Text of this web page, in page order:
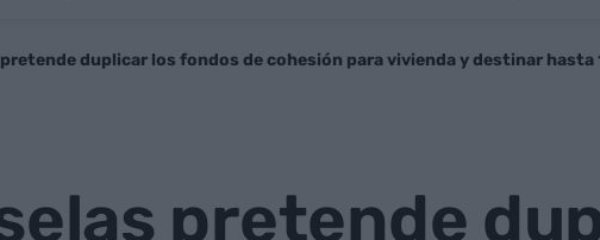
duplicar los fondos de cohesión para vivienda y destinar
pretende